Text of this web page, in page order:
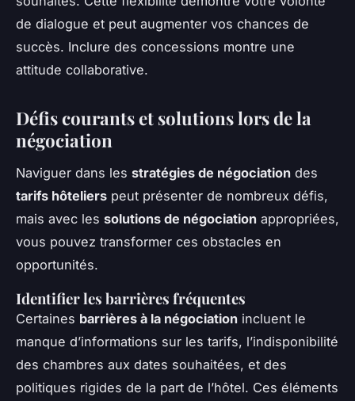
de dialogue et peut augmenter vos chances de
succès. Inclure des concessions montre une
attitude collaborative.
Défis courants et solutions lors de la
négociation
Naviguer dans les stratégies de négociation des
tarifs hôteliers peut présenter de nombreux défis,
mais avec les solutions de négociation appropriées,
vous pouvez transformer ces obstacles en
opportunités.
Identifier les barrières fréquentes
Certaines barrières à la négociation incluent le
manque d’informations sur les tarifs, l’indisponibilité
des chambres aux dates souhaitées, et des
politiques rigides de la part de l’hôtel. Ces éléments